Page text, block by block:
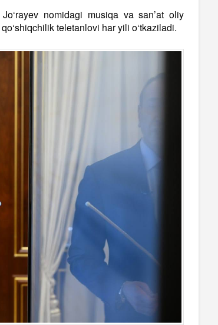
nomidagi musiqa va san’at oliy
teletanlovi har yili o‘tkaziladi.